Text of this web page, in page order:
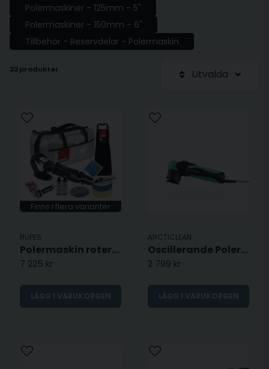
Polermaskiner - 125mm - 5"
Polermaskiner - 150mm - 6"
Tillbehör - Reservdelar - Polermaskin
22 produkter Utvalda
Finns i flera varianter
RUPES
Polermaskin roterande - LH19E
7 225 kr
LÄGG I VARUKORGEN
ARCTICLEAN
Oscillerande Polermaskin - 75mm
2 799 kr
LÄGG I VARUKORGEN